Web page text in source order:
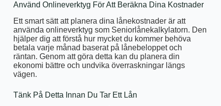
Använd Onlineverktyg För Att Beräkna Dina Kostnader
Ett smart sätt att planera dina lånekostnader är att
använda onlineverktyg som Seniorlånekalkylatorn. Den
hjälper dig att förstå hur mycket du kommer behöva
betala varje månad baserat på lånebeloppet och
räntan. Genom att göra detta kan du planera din
ekonomi bättre och undvika överraskningar längs
vägen.
Tänk På Detta Innan Du Tar Ett Lån